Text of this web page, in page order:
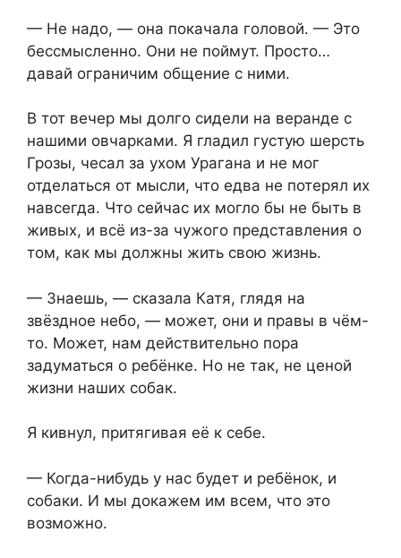
— Не надо, — она покачала головой. — Это
бессмысленно. Они не поймут. Просто…
давай ограничим общение с ними.
В тот вечер мы долго сидели на веранде с
нашими овчарками. Я гладил густую шерсть
Грозы, чесал за ухом Урагана и не мог
отделаться от мысли, что едва не потерял их
навсегда. Что сейчас их могло бы не быть в
живых, и всё из-за чужого представления о
том, как мы должны жить свою жизнь.
— Знаешь, — сказала Катя, глядя на
звёздное небо, — может, они и правы в чём-
то. Может, нам действительно пора
задуматься о ребёнке. Но не так, не ценой
жизни наших собак.
Я кивнул, притягивая её к себе.
— Когда-нибудь у нас будет и ребёнок, и
собаки. И мы докажем им всем, что это
возможно.